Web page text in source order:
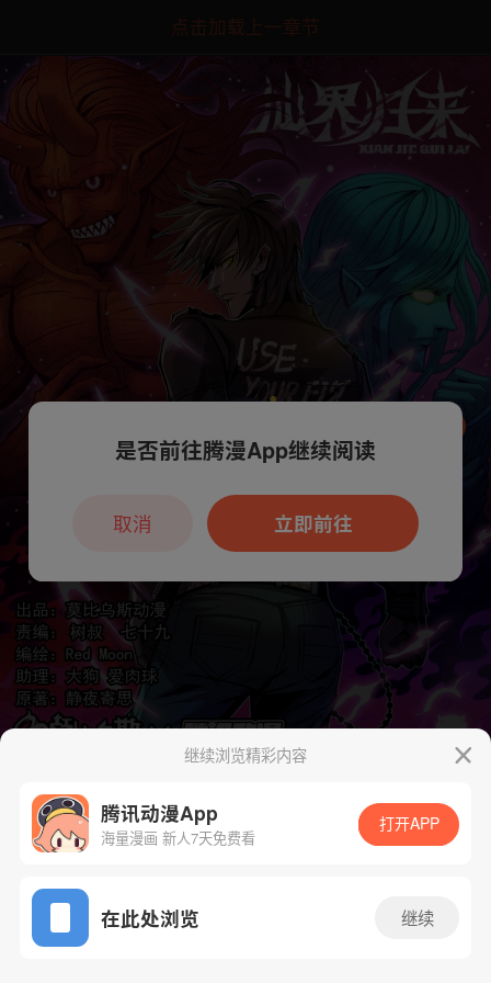
点击加载上一章节
App免费看
下一话 腾漫App免费看
继续浏览精彩内容
腾讯动漫App
海量漫画 新人7天免费看
打开APP
在此处浏览 继续
本章节仅支持App阅读，可打开App新用
户7天免费看
是否前往腾漫App继续阅读
立即前往
取消